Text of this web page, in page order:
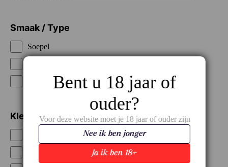
Smaak / Type
Soepel
Mousserend
Kleur
Bent u 18 jaar of
ouder?
Voor deze website moet je 18 jaar of ouder zijn
Ja ik ben 18+
Nee ik ben jonger